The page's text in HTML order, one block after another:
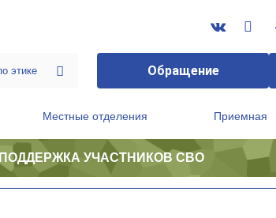
Обращение
Местные отделения Приемная
ПОДДЕРЖКА УЧАСТНИКОВ СВО